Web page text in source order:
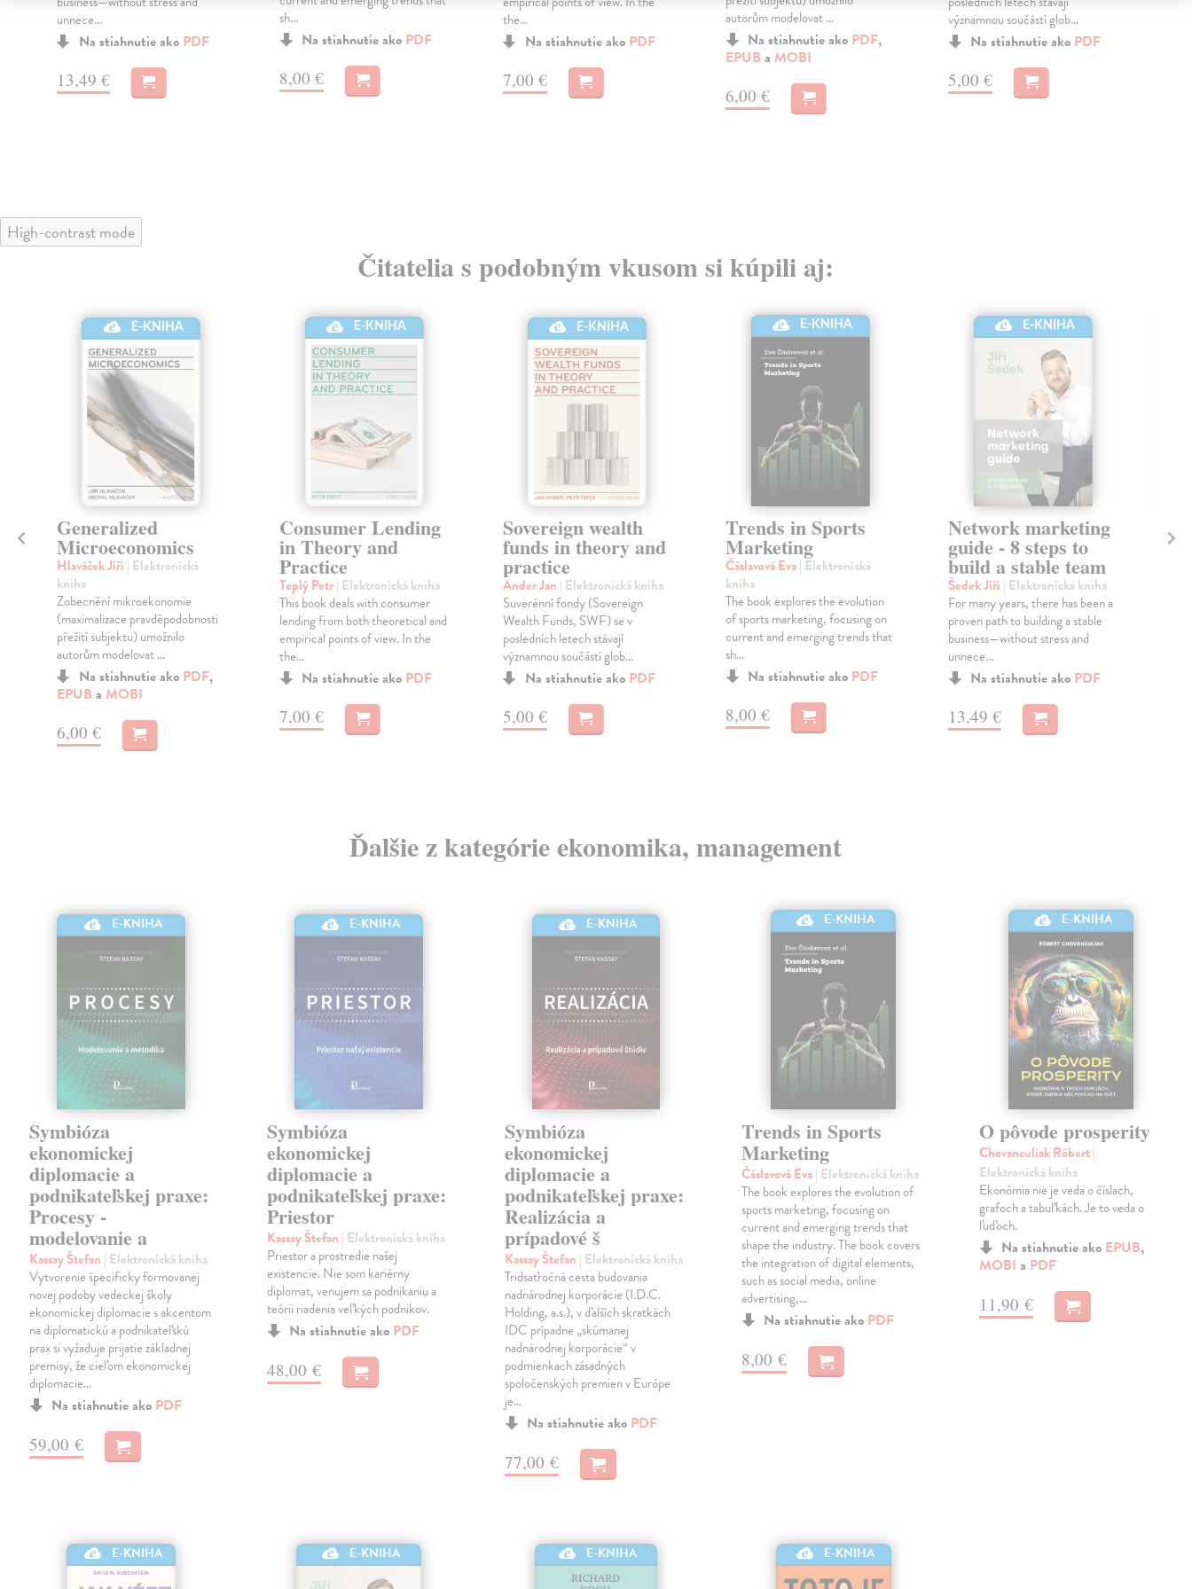
unnece...
Na stiahnutie ako PDF
13,49 €
sh...
Na stiahnutie ako PDF
8,00 €
the...
Na stiahnutie ako PDF
7,00 €
autorům modelovat ...
Na stiahnutie ako PDF,
EPUB a MOBI
6,00 €
významnou součástí glob...
Na stiahnutie ako PDF
5,00 €
High-contrast mode
Čitatelia s podobným vkusom si kúpili aj:
E-KNIHA
Generalized
Microeconomics
Hlaváček Jiří | Elektronická
kniha
Zobecnění mikroekonomie
(maximalizace pravděpodobnosti
přežití subjektu) umožnilo
autorům modelovat ...
Na stiahnutie ako PDF,
EPUB a MOBI
6,00 €
E-KNIHA
Consumer Lending
in Theory and
Practice
Teplý Petr| Elektronická kniha
This book deals with consumer
lending from both theoretical and
empirical points of view. In the
the...
Na stiahnutie ako PDF
7,00 €
E-KNIHA
Sovereign wealth
funds in theory and
practice
Ander Jan | Elektronická kniha
Suverénní fondy (Sovereign
Wealth Funds, SWF) se v
posledních letech stávají
významnou součástí glob...
Na stiahnutie ako PDF
5,00 €
E-KNIHA
Trends in Sports
Marketing
Čáslavová Eva| Elektronická
kniha
The book explores the evolution
of sports marketing, focusing on
current and emerging trends that
sh...
Na stiahnutie ako PDF
8,00 €
E-KNIHA
Network marketing
guide - 8 steps to
build a stable team
Šedek Jiří | Elektronická kniha
For many years, there has been a
proven path to building a stable
business—without stress and
unnece...
Na stiahnutie ako PDF
13,49 €
Ďalšie z kategórie ekonomika, management
E-KNIHA
Symbióza
ekonomickej
diplomacie a
podnikateľskej praxe:
Procesy -
modelovanie a
Kassay Štefan | Elektronická kniha
Vytvorenie špecificky formovanej
novej podoby vedeckej školy
ekonomickej diplomacie s akcentom
na diplomatickú a podnikateľskú
prax si vyžaduje prijatie základnej
premisy, že cieľom ekonomickej
diplomacie…
Na stiahnutie ako PDF
59,00 €
E-KNIHA
Symbióza
ekonomickej
diplomacie a
podnikateľskej praxe:
Priestor
Kassay Štefan | Elektronická kniha
Priestor a prostredie našej
existencie. Nie som kariérny
diplomat, venujem sa podnikaniu a
teórii riadenia veľkých podnikov.
Na stiahnutie ako PDF
48,00 €
E-KNIHA
Symbióza
ekonomickej
diplomacie a
podnikateľskej praxe:
Realizácia a
prípadové š
Kassay Štefan | Elektronická kniha
Tridsaťročná cesta budovania
nadnárodnej korporácie (I.D.C.
Holding, a.s.), v ďalších skratkách
IDC prípadne „skúmanej
nadnárodnej korporácie“ v
podmienkach zásadných
spoločenských premien v Európe
je…
Na stiahnutie ako PDF
77,00 €
E-KNIHA
Trends in Sports
Marketing
Čáslavová Eva| Elektronická kniha
The book explores the evolution of
sports marketing, focusing on
current and emerging trends that
shape the industry. The book covers
the integration of digital elements,
such as social media, online
advertising,…
Na stiahnutie ako PDF
8,00 €
E-KNIHA
O pôvode prosperity
Chovanculiak Róbert|
Elektronická kniha
Ekonómia nie je veda o číslach,
grafoch a tabuľkách. Je to veda o
ľuďoch.
Na stiahnutie ako EPUB,
MOBI a PDF
11,90 €
E-KNIHA E-KNIHA E-KNIHA E-KNIHA